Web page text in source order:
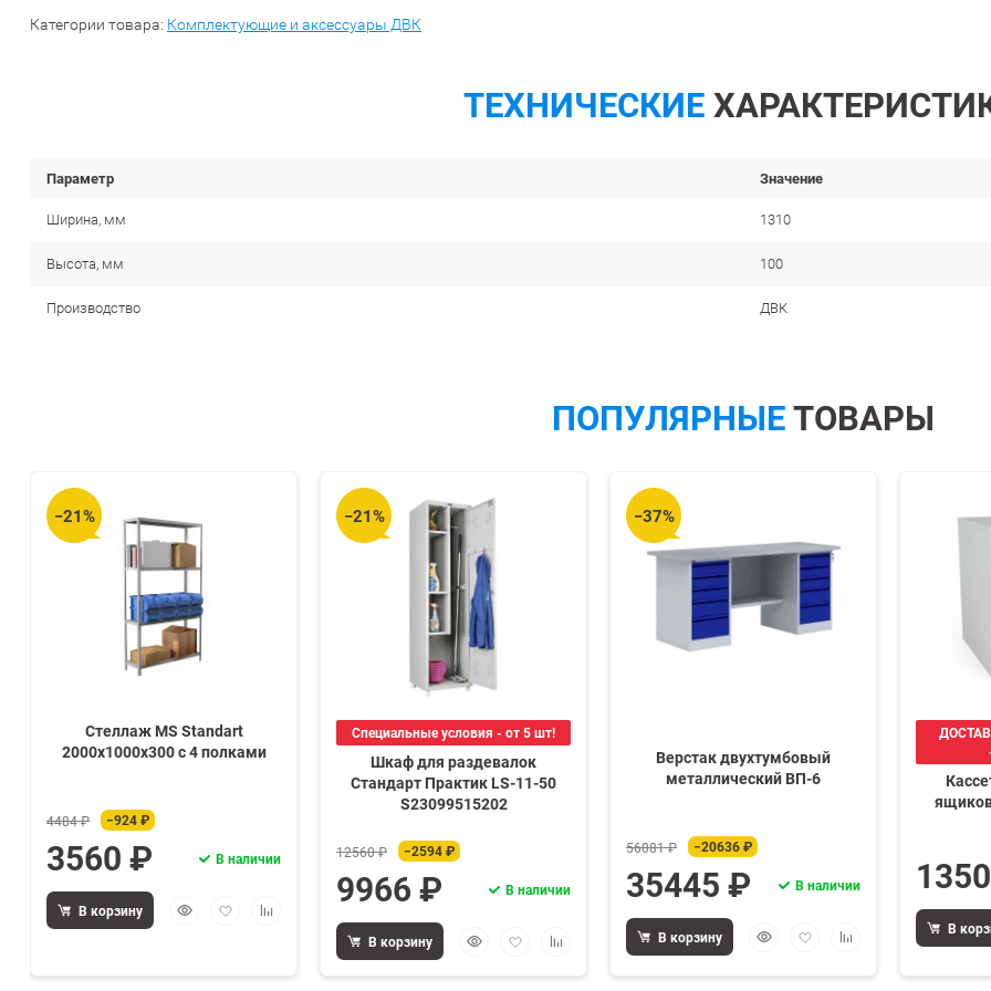
Категории товара: Комплектующие и аксессуары ДВК
ТЕХНИЧЕСКИЕ
Параметр Значение
Ширина, мм 1310
Высота, мм 100
Производство ДВК
ПОПУЛЯРНЫЕТОВАРЫ
−21%
Стеллаж MS Standart
2000х1000х300 c 4 полками
4484 ₽ −924 ₽
3560 ₽ В наличии
БыстрыйДобавитьДобавить
В корзину
−21%
Специальные условия - от 5 шт!
Шкаф для раздевалок
Стандарт Практик LS-11-50
S23099515202
12560 ₽ −2594 ₽
9966 ₽ В наличии
БыстрыйДобавить
избранное
Добавить
сравнению
В корзину
−37%
Верстак двухтумбовый
металлический ВП-6
56081 ₽ −20636 ₽
35445 ₽ В наличии
БыстрыйДобавить
избранное
Добавить
сравнению
В корзину В